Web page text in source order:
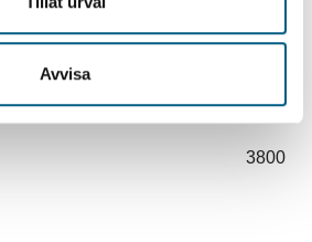
Avvisa
3800